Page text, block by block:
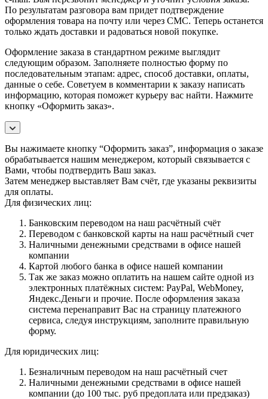
По результатам разговора вам придет подтверждение
оформления товара на почту или через СМС. Теперь останется
только ждать доставки и радоваться новой покупке.
Оформление заказа в стандартном режиме выглядит
следующим образом. Заполняете полностью форму по
последовательным этапам: адрес, способ доставки, оплаты,
данные о себе. Советуем в комментарии к заказу написать
информацию, которая поможет курьеру вас найти. Нажмите
кнопку «Оформить заказ».
Вы нажимаете кнопку “Оформить заказ”, информация о заказе
обрабатывается нашим менеджером, который связывается с
Вами, чтобы подтвердить Ваш заказ.
Затем менеджер выставляет Вам счёт, где указаны реквизиты
для оплаты.
Для физических лиц:
Банковским переводом на наш расчётный счёт
Переводом с банковской карты на наш расчётный счет
Наличными денежными средствами в офисе нашей
компании
Картой любого банка в офисе нашей компании
Так же заказ можно оплатить на нашем сайте одной из
электронных платёжных систем: PayPal, WebMoney,
Яндекс.Деньги и прочие. После оформления заказа
система перенаправит Вас на страницу платежного
сервиса, следуя инструкциям, заполните правильную
форму.
Для юридических лиц:
Безналичным переводом на наш расчётный счет
Наличными денежными средствами в офисе нашей
компании (до 100 тыс. руб предоплата или предзаказ)